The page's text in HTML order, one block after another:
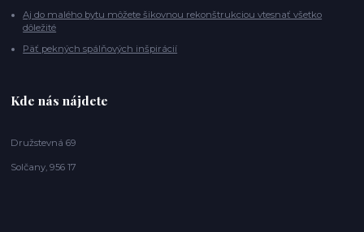
Aj do malého bytu môžete šikovnou rekonštrukciou vtesnať všetko
dôležité
Päť pekných spálňových inšpirácií
Kde nás nájdete
Družstevná 69
Solčany, 956 17